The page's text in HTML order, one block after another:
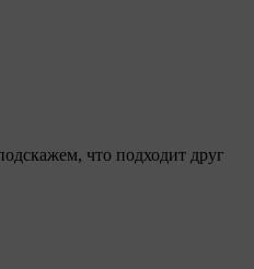
что подходит друг